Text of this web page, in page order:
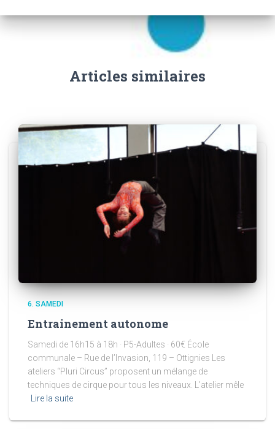
Articles similaires
6. SAMEDI
Entrainement autonome
Samedi de 16h15 à 18h · P5-Adultes · 60€ École
communale – Rue de l’Invasion, 119 – Ottignies Les
ateliers “Pluri Circus” proposent un mélange de
techniques de cirque pour tous les niveaux. L’atelier mêle
Lire la suite